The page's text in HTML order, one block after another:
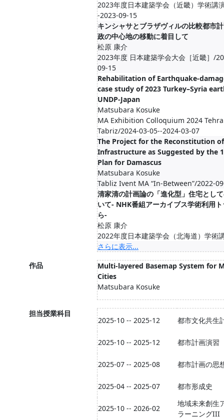
2023年度日本建築学会（近畿）学術講
-2023-09-15
キンシャサとブラザヴィルの比較都市
政の中心地の移動に着目して
松原 康介
2023年度 日本建築学会大会［近畿］/
09-15
Rehabilitation of Earthquake-
case study of 2023 Turkey–Syria
UNDP-Japan
Matsubara Kosuke
MA Exhibition Colloquium 2024
Tabriz/2024-03-05--2024-03-07
The Project for the Reconstitution
Infrastructure as Suggested by the
Plan for Damascus
Matsubara Kosuke
Tabliz Ivent MA “In-Between”/2022-
清家清の計画論の「進化型」住宅とし
いて- NHK番組アーカイブス学術利用
ら-
松原 康介
2022年度日本建築学会（北海道）学
さらに表示...
作品
Multi-layered Basemap System for
Cities
Matsubara Kosuke
担当授業科目
2025-10 -- 2025-12 都市文化共生
2025-10 -- 2025-12 都市計画演習
2025-07 -- 2025-08 都市計画の思
2025-04 -- 2025-07 都市形成史
2025-10 -- 2026-02
地域未来創生
ラーニングIII